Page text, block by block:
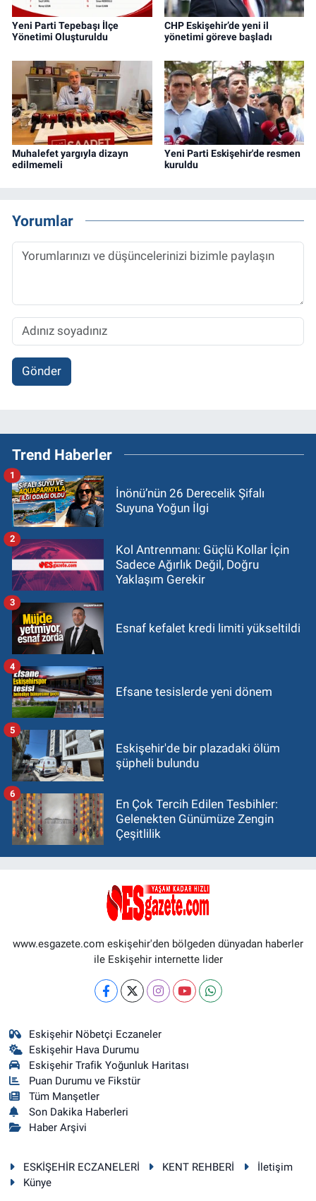
Yeni Parti Tepebaşı İlçe
Yönetimi Oluşturuldu
CHP Eskişehir’de yeni il
yönetimi göreve başladı
Muhalefet yargıyla dizayn
edilmemeli
Yeni Parti Eskişehir'de resmen
kuruldu
Yorumlar
Gönder
Trend Haberler
İnönü’nün 26 Derecelik Şifalı
Suyuna Yoğun İlgi
1
Kol Antrenmanı: Güçlü Kollar İçin
Sadece Ağırlık Değil, Doğru
Yaklaşım Gerekir
2
Esnaf kefalet kredi limiti yükseltildi
3
Efsane tesislerde yeni dönem
4
Eskişehir'de bir plazadaki ölüm
şüpheli bulundu
5
En Çok Tercih Edilen Tesbihler:
Gelenekten Günümüze Zengin
Çeşitlilik
6
www.esgazete.com eskişehir'den bölgeden dünyadan haberler
ile Eskişehir internette lider
Eskişehir Nöbetçi Eczaneler
Eskişehir Hava Durumu
Eskişehir Trafik Yoğunluk Haritası
Puan Durumu ve Fikstür
Tüm Manşetler
Son Dakika Haberleri
Haber Arşivi
ESKİŞEHİR ECZANELERİ KENT REHBERİ
İletişim
Künye